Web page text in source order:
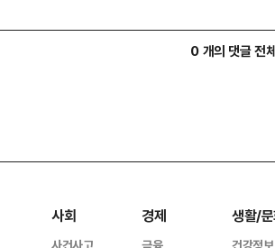
0 개의 댓글 전
사회 경제 생활/